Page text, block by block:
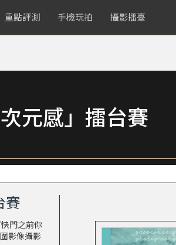
重點評測 手機玩拍 攝影擂臺
元感」擂台賽
賽
門之前你
影像攝影